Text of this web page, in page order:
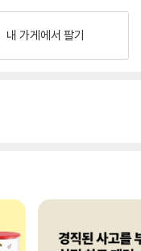
내 가게에서 팔기